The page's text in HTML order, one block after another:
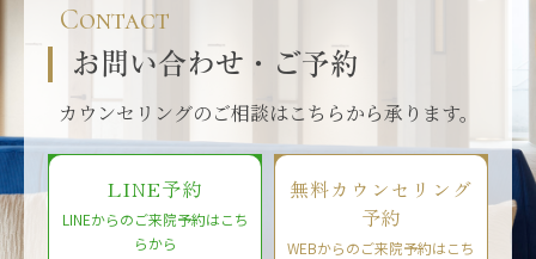
Contact
お問い合わせ・ご予約
カウンセリングのご相談はこちらから承ります。
LINE予約
LINEからのご来院予約はこち
らから
無料カウンセリング
予約
WEBからのご来院予約はこち